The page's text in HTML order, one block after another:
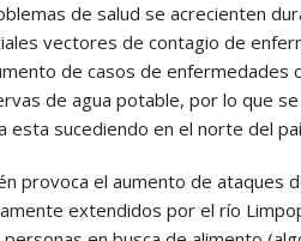
de salud se acrecienten
vectores de contagio de
de casos de enfermedades
de agua potable, por lo que
esta sucediendo en el norte del
provoca el aumento de ataques
extendidos por el río